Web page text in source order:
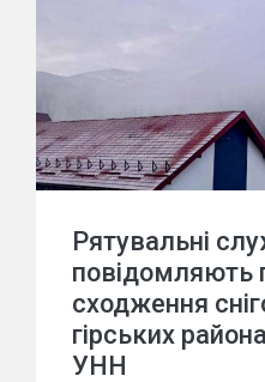
Рятувальні
повідомляють
сходження
гірських
УНН